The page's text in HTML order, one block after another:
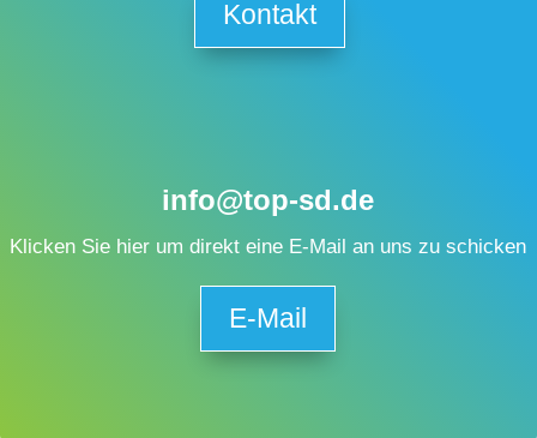
Kontakt
info@top-sd.de
Klicken Sie hier um direkt eine E-Mail an uns zu schicken
E-Mail